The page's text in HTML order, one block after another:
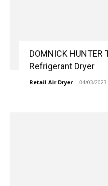
DOMNICK HUNTER
Refrigerant Dryer
Retail Air Dryer - 04/03/2023